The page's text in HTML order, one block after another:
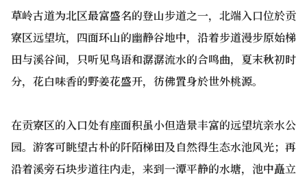
草岭古道为北区最富盛名的登山步道之一，北端入口位於贡
寮区远望坑，四面环山的幽静谷地中，沿着步道漫步原始梯
田与溪谷间，只听见鸟语和潺潺流水的合鸣曲，夏末秋初时
分，花白味香的野姜花盛开，彷佛置身於世外桃源。
在贡寮区的入口处有座面积虽小但造景丰富的远望坑亲水公
园。游客可眺望古朴的阡陌梯田及自然得生态水池风光；再
沿着溪旁石块步道往内走，来到一潭平静的水塘，池中矗立